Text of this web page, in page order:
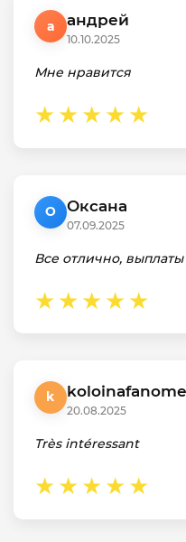
а андрей
10.10.2025
Мне нравится
О Оксана
07.09.2025
Все отлично,
k
20.08.2025
Très intéressant